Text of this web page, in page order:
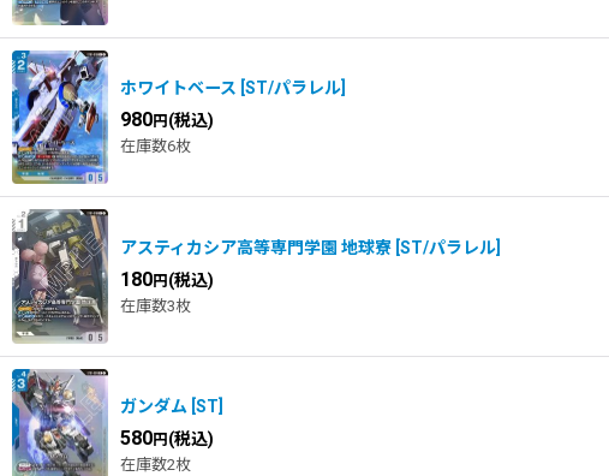
ホワイトベース ST/パラレル
980円 (税込)
在庫数6枚
アスティカシア高等専門学園 地球寮 ST/パラレル
180円 (税込)
在庫数3枚
ガンダム ST
580円 (税込)
在庫数2枚